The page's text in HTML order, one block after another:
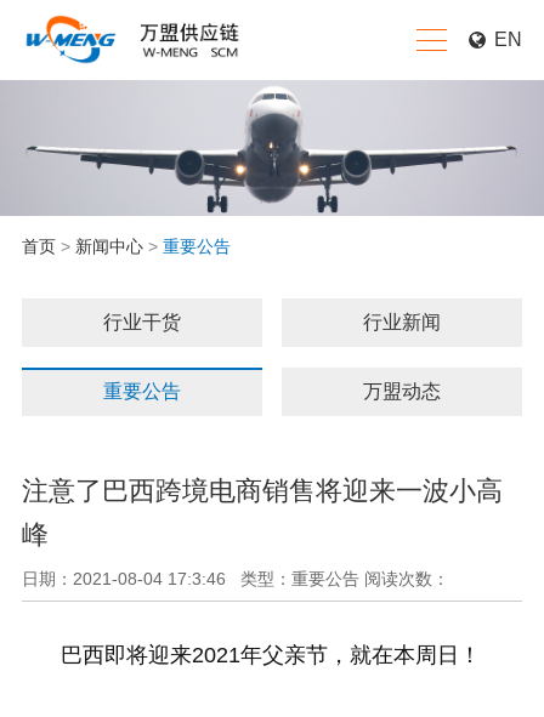
EN
首页> 新闻中心> 重要公告
行业干货 行业新闻
重要公告 万盟动态
注意了巴西跨境电商销售将迎来一波小高
峰
日期：2021-08-04 17:3:46 类型：重要公告 阅读次数：
巴西即将迎来2021年父亲节，就在本周日！